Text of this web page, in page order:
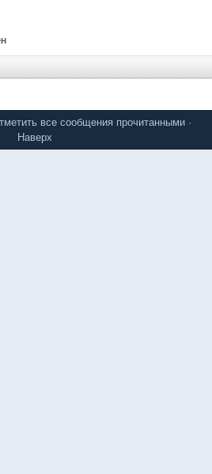
все сообщения прочитанными ·
Наверх